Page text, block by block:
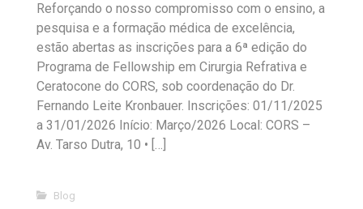
Reforçando o nosso compromisso com o ensino, a
pesquisa e a formação médica de excelência,
estão abertas as inscrições para a 6ª edição do
Programa de Fellowship em Cirurgia Refrativa e
Ceratocone do CORS, sob coordenação do Dr.
Fernando Leite Kronbauer. Inscrições: 01/11/2025
a 31/01/2026 Início: Março/2026 Local: CORS –
Av. Tarso Dutra, 10 • […]
Blog